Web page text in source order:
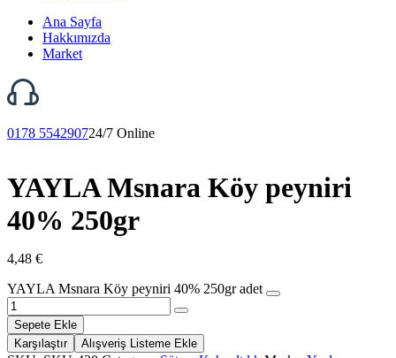
Ana Sayfa
Hakkımızda
Market
0178 554290724/7 Online
YAYLA Msnara Köy peyniri
40% 250gr
4,48 €
YAYLA Msnara Köy peyniri 40% 250gr adet
Sepete Ekle
Karşılaştır
Alışveriş Listeme Ekle